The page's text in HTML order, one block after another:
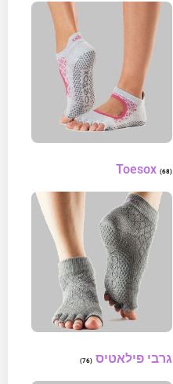
Toesox (68)
גרבי פילאטיס(76)